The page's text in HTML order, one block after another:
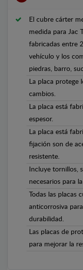
El cubre cárter
medida para Jac
fabricadas entre
vehículo y los
piedras, barro,
La placa
cambios.
La placa está
espesor.
La placa está
fijación son de
resistente.
Incluye tornillos,
necesarios para
Todas las placas
anticorrosiva
durabilidad.
Las placas de
para mejorar la